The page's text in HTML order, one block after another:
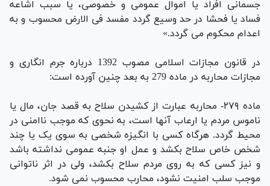
جسمانی افراد یا اموال عمومی و خصوصی، یا سبب اشاعه
فساد یا فحشا در حد وسیع گردد مفسد فی الارض محسوب و به
اعدام محکوم می گردد.»
در قانون مجازات اسلامی مصوب 1392 درباره جرم انگاری و
مجازات محاربه در ماده 279 به بعد چنین آورده است:
ماده ۲۷۹- محاربه عبارت از کشیدن سلاح به قصد جان، مال یا
ناموس مردم یا ارعاب آنها است، به نحوی که موجب ناامنی در
محیط گردد. هرگاه کسی با انگیزه شخصی به سوی یک یا چند
شخص خاص سلاح بکشد و عمل او جنبه عمومی نداشته باشد
و نیز کسی که به روی مردم سلاح بکشد، ولی در اثر ناتوانی
موجب سلب امنیت نشود، محارب محسوب نمی شود.